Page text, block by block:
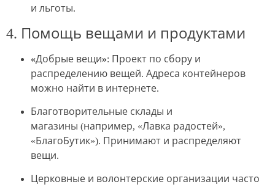
и льготы.
4. Помощь вещами и продуктами
«Добрые вещи»: Проект по сбору и
распределению вещей. Адреса контейнеров
можно найти в интернете.
Благотворительные склады и
магазины (например, «Лавка радостей»,
«БлагоБутик»). Принимают и распределяют
вещи.
Церковные и волонтерские организации часто